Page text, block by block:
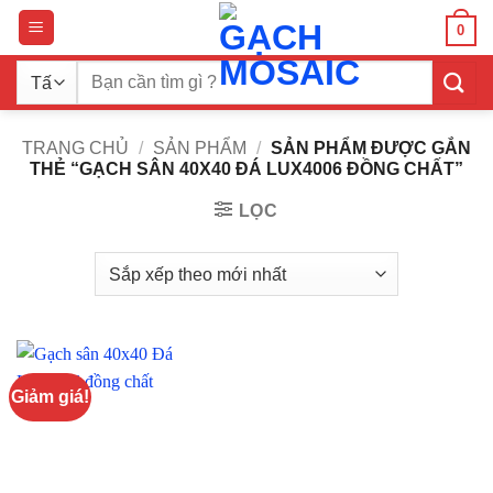
Bỏ
qua
nội
dung
0
Tìm
TRANG CHỦ / SẢN PHẨM / SẢN PHẨM ĐƯỢC GẮN
THẺ “GẠCH SÂN 40X40 ĐÁ LUX4006 ĐỒNG CHẤT”
LỌC
Giảm giá!